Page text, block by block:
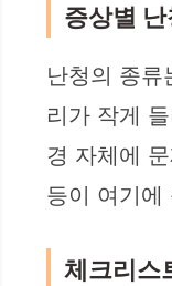
증상별
난청의 종
리가 작게
경 자체에
등이 여기에
체크리스